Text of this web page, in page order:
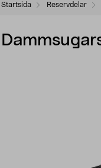
Startsida Reservdelar